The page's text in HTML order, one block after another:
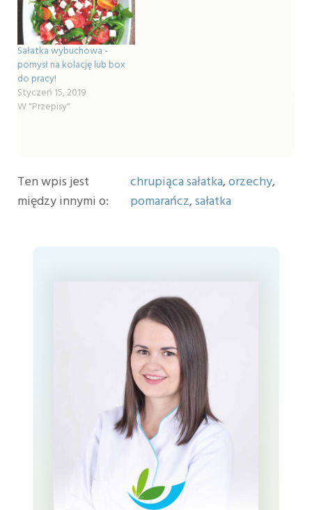
Sałatka wybuchowa -
pomysł na kolację lub box
do pracy!
Styczeń 15, 2019
W "Przepisy"
Ten wpis jest
między innymi o:
chrupiąca sałatka,orzechy,
pomarańcz,sałatka